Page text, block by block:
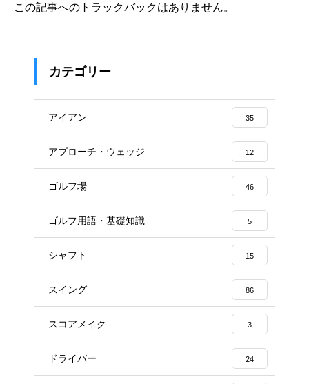
この記事へのトラックバックはありません。
カテゴリー
アイアン 35
アプローチ・ウェッジ 12
ゴルフ場 46
ゴルフ用語・基礎知識 5
シャフト 15
スイング 86
スコアメイク 3
ドライバー 24